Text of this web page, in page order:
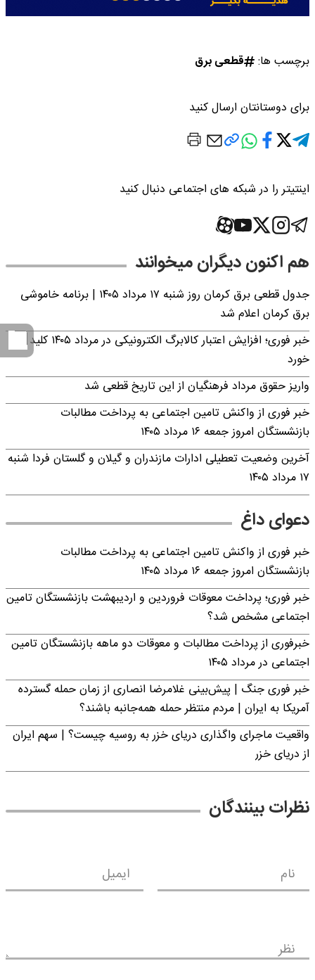
برچسب ها: قطعی برق
برای دوستانتان ارسال کنید
اینتیتر را در شبکه های اجتماعی دنبال کنید
هم اکنون دیگران میخوانند
جدول قطعی برق کرمان روز شنبه ۱۷ مرداد ۱۴۰۵ | برنامه خاموشی
برق کرمان اعلام شد
خبر فوری؛ افزایش اعتبار کالابرگ الکترونیکی در مرداد ۱۴۰۵ کلید
خورد
واریز حقوق مرداد فرهنگیان از این تاریخ قطعی شد
خبر فوری از واکنش تامین اجتماعی به پرداخت مطالبات
بازنشستگان امروز جمعه ۱۶ مرداد ۱۴۰۵
آخرین وضعیت تعطیلی ادارات مازندران و گیلان و گلستان فردا شنبه
۱۷ مرداد ۱۴۰۵
دعوای داغ
خبر فوری از واکنش تامین اجتماعی به پرداخت مطالبات
بازنشستگان امروز جمعه ۱۶ مرداد ۱۴۰۵
خبر فوری؛ پرداخت معوقات فروردین و اردیبهشت بازنشستگان تامین
اجتماعی مشخص شد؟
خبرفوری از پرداخت مطالبات و معوقات دو ماهه بازنشستگان تامین
اجتماعی در مرداد ۱۴۰۵
خبر فوری جنگ | پیش‌بینی غلامرضا انصاری از زمان حمله گسترده
آمریکا به ایران | مردم منتظر حمله همه‌جانبه باشند؟
واقعیت ماجرای واگذاری دریای خزر به روسیه چیست؟ | سهم ایران
از دریای خزر
نظرات بینندگان
نام ایمیل
نظر